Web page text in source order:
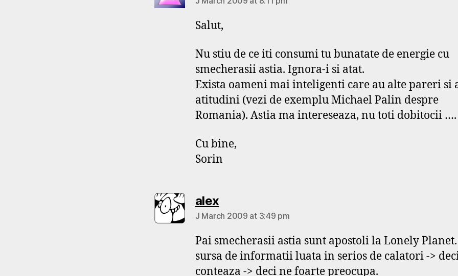
Salut,
Nu stiu de ce iti consumi tu bunatate de energie cu
smecherasii astia. Ignora-i si atat.
Exista oameni mai inteligenti care au alte pareri si
atitudini (vezi de exemplu Michael Palin despre
Romania). Astia ma intereseaza, nu toti dobitocii ….
Cu bine,
Sorin
alexsays:
J March 2009 at 3:49 pm
Pai smecherasii astia sunt apostoli la Lonely Planet.
sursa de informatii luata in serios de calatori ->
conteaza -> deci ne foarte preocupa.